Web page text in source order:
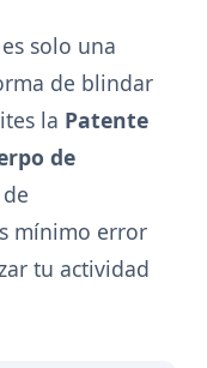
solo una
de blindar
la Patente
de
mínimo error
tu actividad